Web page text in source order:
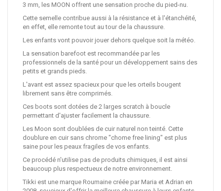
3 mm, les MOON offrent une sensation proche du pied-nu.
Cette semelle contribue aussi à la résistance et à l'étanchéité,
en effet, elle remonte tout au tour de la chaussure.
Les enfants vont pouvoir jouer dehors quelque soit la météo.
La sensation barefoot est recommandée par les
professionnels de la santé pour un développement sains des
petits et grands pieds.
L'avant est assez spacieux pour que les orteils bougent
librement sans être comprimés.
Ces boots sont dotées de 2 larges scratch à boucle
permettant d'ajuster facilement la chaussure.
Les Moon sont doublées de cuir naturel non teinté. Cette
doublure en cuir sans chrome "chome free lining" est plus
saine pour les peaux fragiles de vos enfants.
Ce procédé n'utilise pas de produits chimiques, il est ainsi
beaucoup plus respectueux de notre environnement.
Tikki est une marque Roumaine créée par Maria et Adrian en